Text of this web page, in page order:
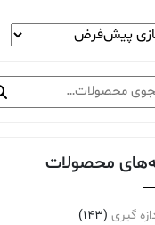
محصولات
گیری (143)